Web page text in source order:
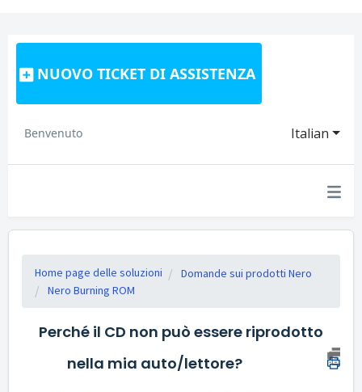
NUOVO TICKET DI ASSISTENZA
Italian
Benvenuto
Home page delle soluzioni
Domande sui prodotti Nero
Nero Burning ROM
Perché il CD non può essere riprodotto
nella mia auto/lettore?